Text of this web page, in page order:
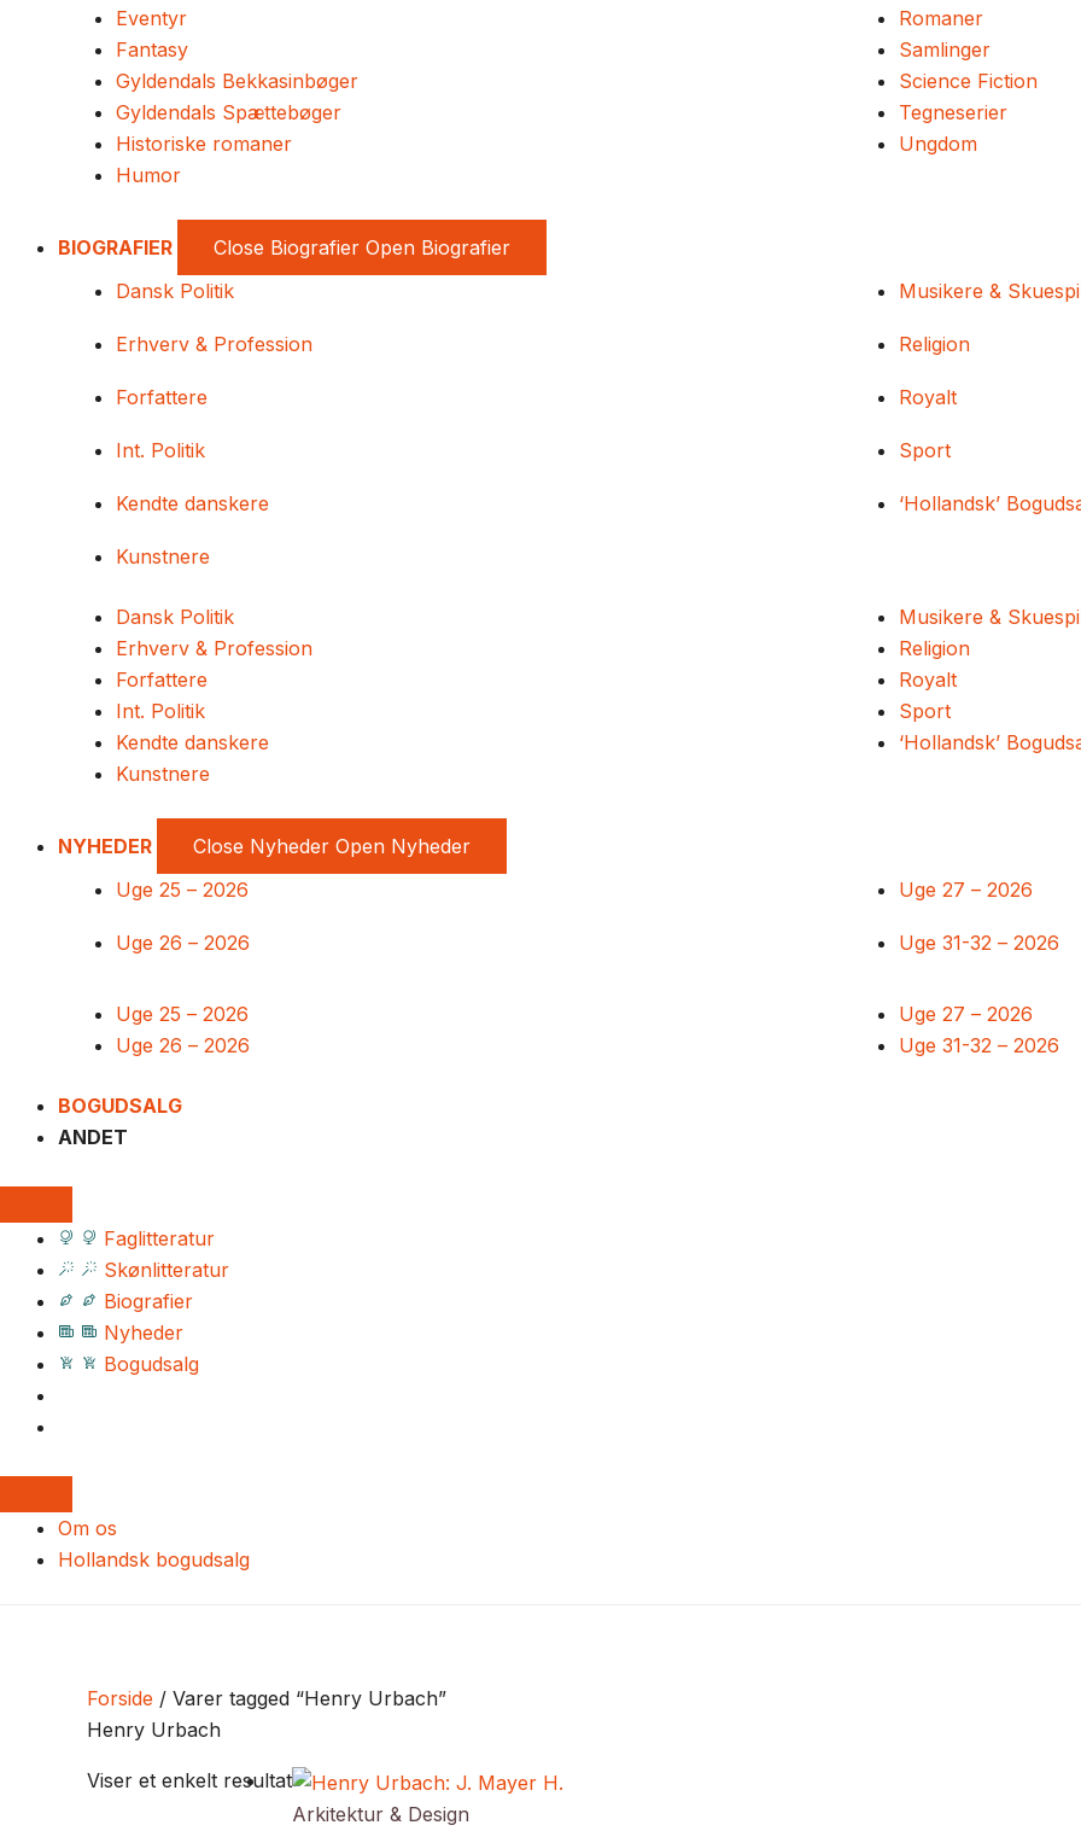
Eventyr
Fantasy
Gyldendals Bekkasinbøger
Gyldendals Spættebøger
Historiske romaner
Humor
Romaner
Samlinger
Science Fiction
Tegneserier
Ungdom
BIOGRAFIER Close Biografier Open Biografier
Dansk Politik
Erhverv & Profession
Forfattere
Int. Politik
Kendte danskere
Kunstnere
Musikere &
Religion
Royalt
Sport
‘Hollandsk’
Dansk Politik
Erhverv & Profession
Forfattere
Int. Politik
Kendte danskere
Kunstnere
Musikere &
Religion
Royalt
Sport
‘Hollandsk’
NYHEDER Close Nyheder Open Nyheder
Uge 25 – 2026
Uge 26 – 2026
Uge 27 – 2026
Uge 31-32 – 2026
Uge 25 – 2026
Uge 26 – 2026
Uge 27 – 2026
Uge 31-32 – 2026
BOGUDSALG
ANDET
Faglitteratur
Skønlitteratur
Biografier
Nyheder
Bogudsalg
Om os
Hollandsk bogudsalg
Forside / Varer tagged “Henry Urbach”
Henry Urbach
Viser et enkelt resultat
Arkitektur & Design